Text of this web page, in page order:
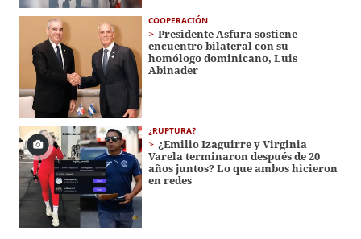
COOPERACIÓN
Presidente Asfura sostiene
encuentro bilateral con su
homólogo dominicano, Luis
Abinader
¿RUPTURA?
¿Emilio Izaguirre y Virginia
Varela terminaron después de 20
años juntos? Lo que ambos hicieron
en redes